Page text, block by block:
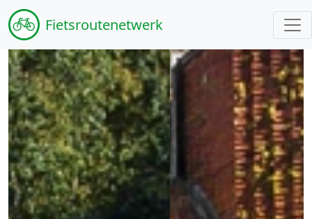
Fietsroutenetwerk